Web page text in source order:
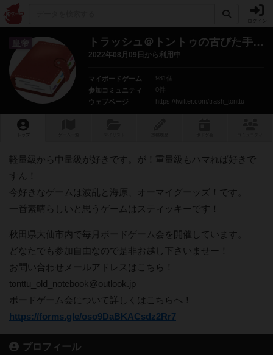
皇帝 トラッシュ＠トントゥの古びた手帖
2022年08月09日から利用中
マイボードゲーム
981個
参加コミュニティ
0件
ウェブページ
https://twitter.com/trash_tonttu
トップ
軽量級から中量級が好きです。が！重量級もハマれば好きで
すん！
今好きなゲームは波乱と海原、オーマイグーッズ！です。
一番素晴らしいと思うゲームはスティッキーです！
秋田県大仙市内で毎月ボードゲーム会を開催しています。
どなたでも参加自由なので是非お越し下さいませー！
お問い合わせメールアドレスはこちら！
tonttu_old_notebook@outlook.jp
ボードゲーム会について詳しくはこちらへ！
https://forms.gle/oso9DaBKACsdz2Rr7
プロフィール